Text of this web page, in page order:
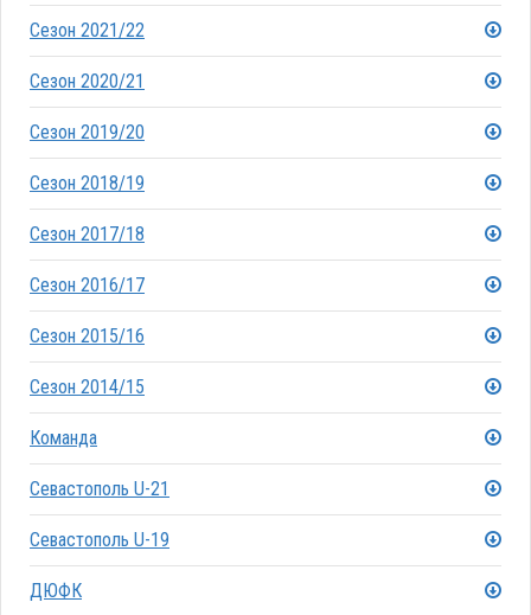
Сезон 2021/22
Сезон 2020/21
Сезон 2019/20
Сезон 2018/19
Сезон 2017/18
Сезон 2016/17
Сезон 2015/16
Сезон 2014/15
Команда
Севастополь U-21
Севастополь U-19
ДЮФК